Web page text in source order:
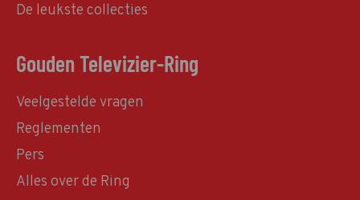
De leukste collecties
Gouden Televizier-Ring
Veelgestelde vragen
Reglementen
Pers
Alles over de Ring